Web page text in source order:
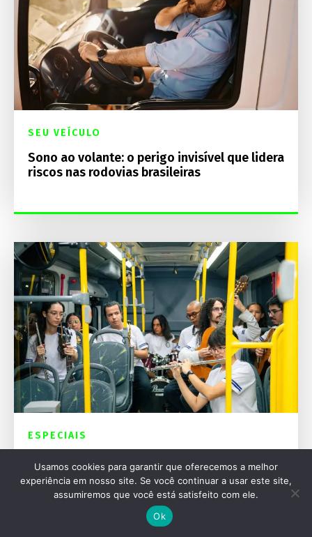
SEU VEÍCULO
Sono ao volante: o perigo invisível que lidera
riscos nas rodovias brasileiras
ESPECIAIS
Mercedes-Benz celebra 70 anos de história
no transporte de passageiros
Usamos cookies para garantir que oferecemos a melhor
experiência em nosso site. Se você continuar a usar este site,
assumiremos que você está satisfeito com ele.
Ok